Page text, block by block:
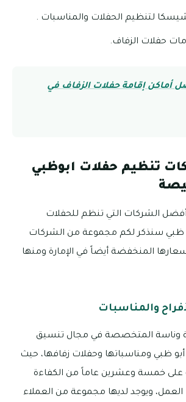
لتنظيم الحفلات والمناسبات .
حفلات الزفاف.
أماكن إقامة حفلات الزفاف في
تنظيم حفلات ابوظبي
الشركات التي تنظم للحفلات
ظبي سنذكر لكم مجموعة من الشركات
المنخفضة أيضاً في الإمارة ومنها
والمناسبات
وناسة المتخصصة في مجال تنسيق
ظبي ومناسباتها وحفلات زفافها، حيث
خمسة وعشرين عاماً من الكفاءة
العمل، ويوجد لديها مجموعة من العملاء